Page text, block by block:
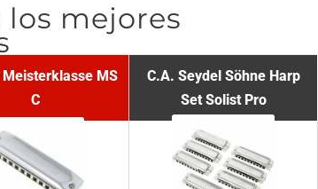
mejores
Meisterklasse MS
C
C.A. Seydel Söhne Harp
Set Solist Pro